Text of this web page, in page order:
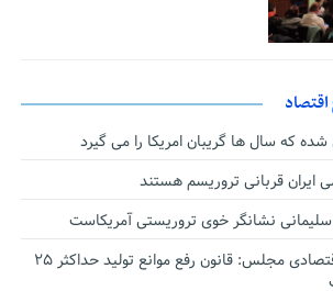
که سال ها گریبان امریکا را می گیرد
ایران قربانی تروریسم هستند
نشانگر خوی تروریستی آمریکاست
سخنگوی کمیسیون اقتصادی مجلس: قانون رفع موانع تولید حداکثر ۲۵